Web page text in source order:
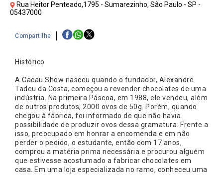
Rua Heitor Penteado,1795 - Sumarezinho, São Paulo - SP -
05437000
Compartilhe
Histórico
A Cacau Show nasceu quando o fundador, Alexandre
Tadeu da Costa, começou a revender chocolates de uma
indústria. Na primeira Páscoa, em 1988, ele vendeu, além
de outros produtos, 2000 ovos de 50g. Porém, quando
chegou à fábrica, foi informado de que não havia
possibilidade de produzir ovos dessa gramatura. Frente a
isso, preocupado em honrar a encomenda e em não
perder o pedido, o estudante, então com 17 anos,
comprou a matéria prima necessária e procurou alguém
que estivesse acostumado a fabricar chocolates em
casa. Em uma loja especializada no ramo, conheceu uma